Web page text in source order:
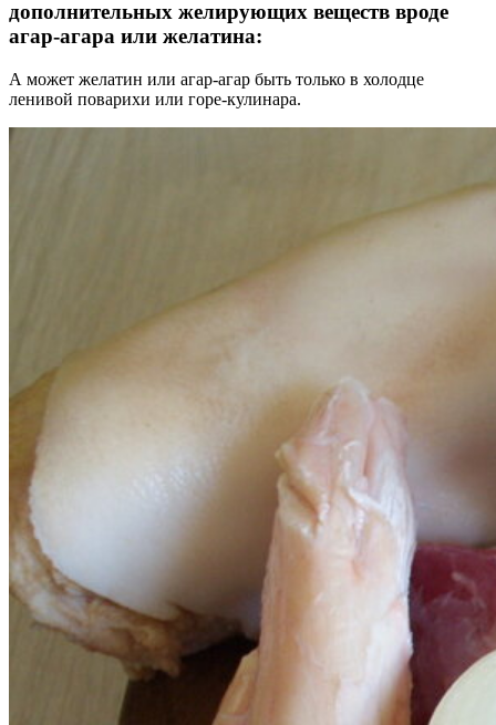
дополнительных желирующих веществ вроде
агар-агара или желатина:
А может желатин или агар-агар быть только в холодце
ленивой поварихи или горе-кулинара.